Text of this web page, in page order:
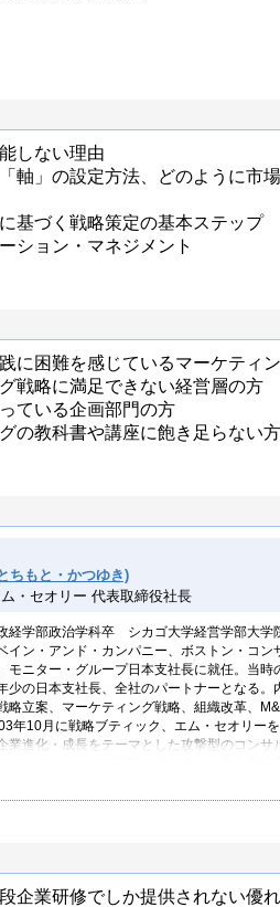
しない理由
軸」の設定方法、どのように市
基づく戦略策定の基本ステップ
ション・マネジメント
に困難を感じているマーケティ
戦略に満足できない経営層の方
ている企画部門の方
の教科書や講座に飽き足らない方
ちもと・かつゆき)
・セオリー 代表取締役社長
経学部政治学科卒 シカゴ大学経営学部大学
イン・アンド・カンパニー、ボストン・コン
モニター・グループ日本支社長に就任。当時
少の日本支社長、全社のパートナーとなる。
略立案、マーケティング戦略、組織改革、
年10月に戦略ブティック、エム・セオリー
業進化・成長をテーマとした攻撃型のコンサ
企業研修でしか提供されない優